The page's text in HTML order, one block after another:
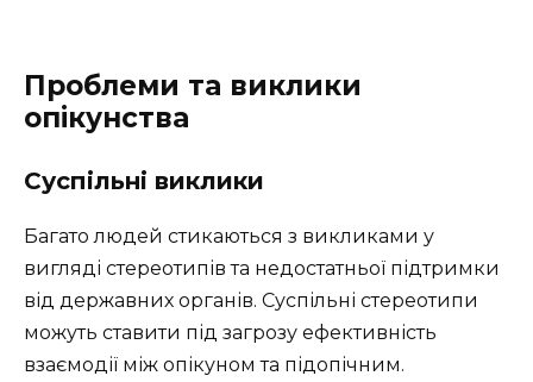
Проблеми та виклики
опікунства
Суспільні виклики
Багато людей стикаються з викликами у
вигляді стереотипів та недостатньої підтримки
від державних органів. Суспільні стереотипи
можуть ставити під загрозу ефективність
взаємодії між опікуном та підопічним.